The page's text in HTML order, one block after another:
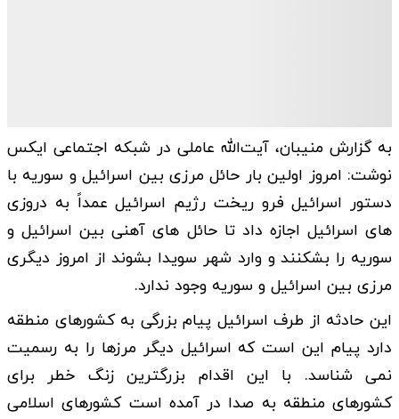
به گزارش منیبان، آیت‌الله عاملی در شبکه اجتماعی ایکس
نوشت: امروز اولین بار حائل مرزی بین اسرائیل و سوریه با
دستور اسرائیل فرو ریخت رژیم اسرائیل عمداً به دروزی
های اسرائیل اجازه داد تا حائل های آهنی بین اسرائیل و
سوریه را بشکنند و وارد شهر سویدا بشوند از امروز دیگری
مرزی بین اسرائیل و سوریه وجود ندارد.
این حادثه از طرف اسرائیل پیام بزرگی به کشورهای منطقه
دارد پیام این است که اسرائیل دیگر مرزها را به رسمیت
نمی شناسد. با این اقدام بزرگترین زنگ خطر برای
کشورهای منطقه به صدا در آمده است کشورهای اسلامی